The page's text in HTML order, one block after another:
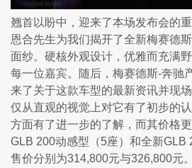
翘首以盼中，迎来了本场发布会的
恩合先生为我们揭开了全新梅赛德
面纱。硬核外观设计，优雅而充满
每一位嘉宾。随后，梅赛德斯-奔驰
来了关于这款车型的最新资讯并现
仅从直观的视觉上对它有了初步的
方面有了进一步的了解，而其价格
GLB 200动感型（5座）和全新GLB
售价分别为314,800元与326,800元